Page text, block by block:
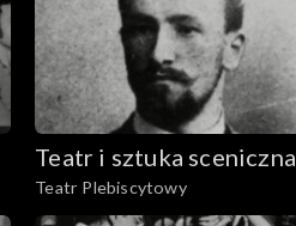
Teatr i sztuka sceniczna
Teatr Plebiscytowy